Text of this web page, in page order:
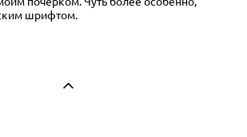
шрифтом.